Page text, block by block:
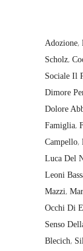
Adozione,
Scholz,
Sociale Il
Dimore
Dolore
Famiglia,
Campello,
Luca Del
Leoni
Mazzi,
Occhi Di
Senso
Blecich,